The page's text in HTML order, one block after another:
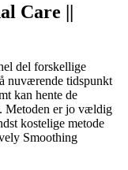
Care ||
del forskellige
nuværende tidspunkt
kan hente de
Metoden er jo vældig
kostelige metode
Smoothing